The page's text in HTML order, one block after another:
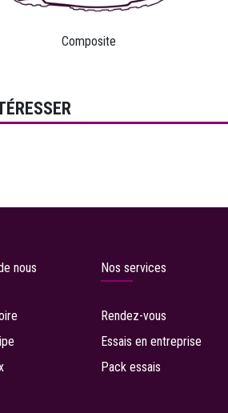
Composite
nous Nos services
Rendez-vous
Essais en entreprise
Pack essais